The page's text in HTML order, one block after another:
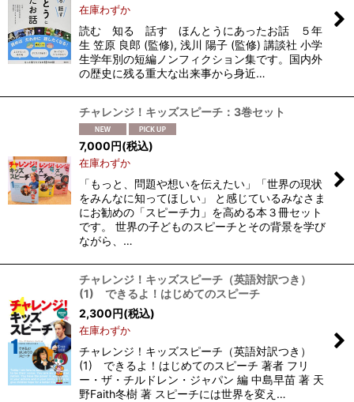
在庫わずか
読む 知る 話す ほんとうにあったお話 ５年
生 笠原 良郎 (監修), 浅川 陽子 (監修) 講談社 小学
生学年別の短編ノンフィクション集です。国内外
の歴史に残る重大な出来事から身近…
チャレンジ！キッズスピーチ：3巻セット
7,000円(税込)
在庫わずか
「もっと、問題や想いを伝えたい」「世界の現状
をみんなに知ってほしい」 と感じているみなさま
にお勧めの「スピーチ力」を高める本３冊セット
です。 世界の子どものスピーチとその背景を学び
ながら、…
チャレンジ！キッズスピーチ（英語対訳つき）
(1) できるよ！はじめてのスピーチ
2,300円(税込)
在庫わずか
チャレンジ！キッズスピーチ（英語対訳つき）
(1) できるよ！はじめてのスピーチ 著者 フリ
ー・ザ・チルドレン・ジャパン 編 中島早苗 著 天
野Faith冬樹 著 スピーチには世界を変え…